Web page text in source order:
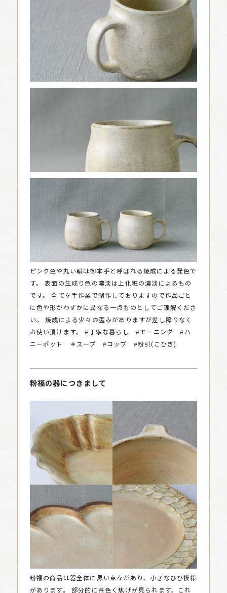
ピンク色や丸い輪は御本手と呼ばれる焼成による発色で
す。
表面の生成り色の濃淡は上化粧の濃淡によるもの
です。
全てを手作業で制作しておりますので作品ごと
に色や形がわずかに異なる一点ものとしてご理解くださ
い。
焼成による少々の歪みがありますが差し障りなく
お使い頂けます。
#丁寧な暮らし #モーニング #ハ
ニーポット ＃スープ #コップ #粉引(こひき)
粉福の器につきまして
粉福の商品は器全体に黒い点々があり、小さなひび模様
があります。
部分的に茶色く焦げが見られます。これ